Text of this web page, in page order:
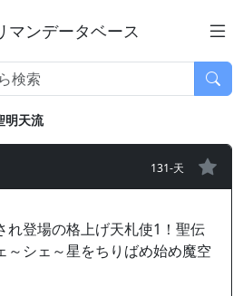
マンデータベース
明天流
131-天
れ登場の格上げ天札使1！聖伝
～シェ～星をちりばめ始め魔空